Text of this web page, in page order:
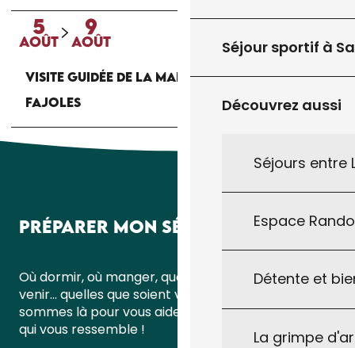
Séjour sportif à
Découvrez aussi
Séjours entre
Espace
Détente et
La grimpe
5
AOÛT
9
AOÛT
VISITE GUIDÉE DE LA MAISON DU PIAGE À
FAJOLES
PRÉPARER MON SÉJOUR
Où dormir, où manger, quoi faire ou comment
venir… quelles que soient vos questions, nous
sommes là pour vous aider à organiser un séjour
qui vous ressemble !